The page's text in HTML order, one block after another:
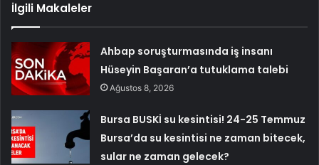
İlgili Makaleler
Ahbap soruşturmasında iş insanı
Hüseyin Başaran’a tutuklama talebi
Ağustos 8, 2026
Bursa BUSKİ su kesintisi! 24-25 Temmuz
Bursa’da su kesintisi ne zaman bitecek,
sular ne zaman gelecek?